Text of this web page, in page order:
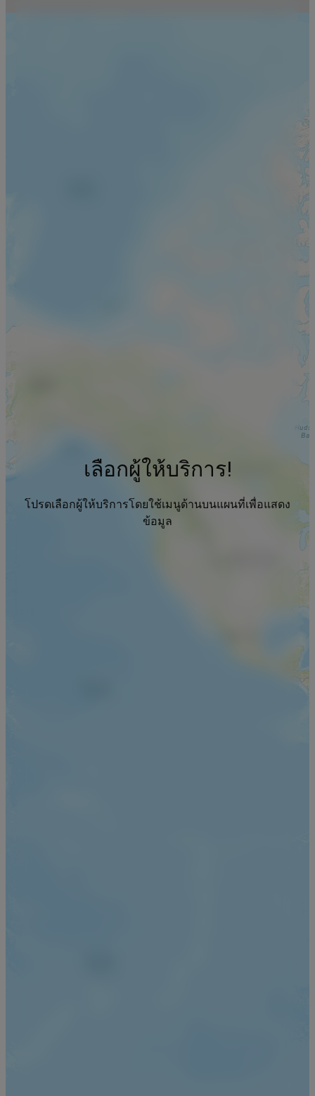
เลือกผู้ให้บริการ!
โปรดเลือกผู้ให้บริการโดยใช้เมนูด้านบนแผนที่เพื่อแสดง
ข้อมูล